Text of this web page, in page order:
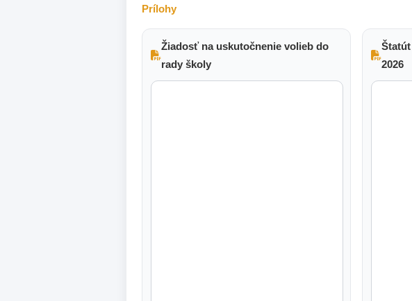
Prílohy
Žiadosť na uskutočnenie volieb do
rady školy
2026